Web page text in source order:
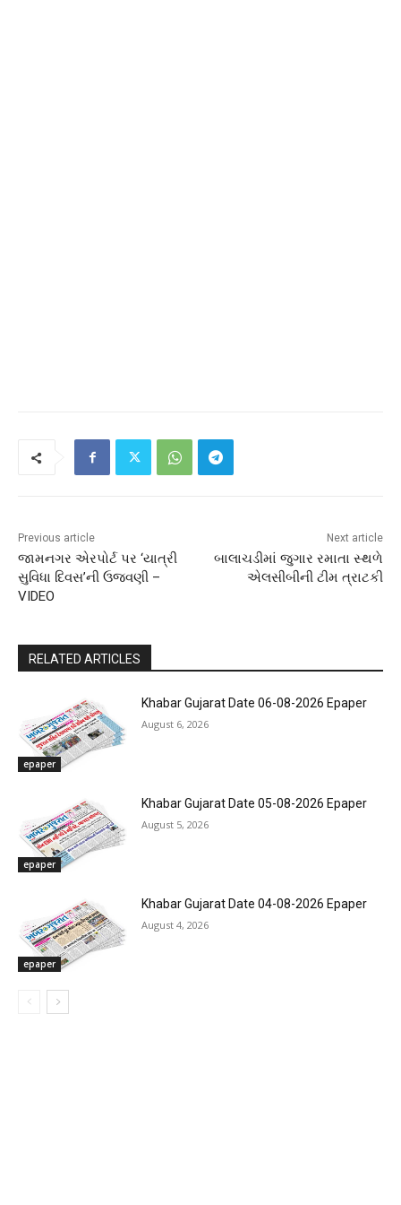
Previous article
જામનગર એરપોર્ટ પર ‘યાત્રી
સુવિધા દિવસ’ની ઉજવણી –
VIDEO
Next article
બાલાચડીમાં જુગાર રમાતા સ્થળે
એલસીબીની ટીમ ત્રાટકી
RELATED ARTICLES
epaper
Khabar Gujarat Date 06-08-2026 Epaper
August 6, 2026
epaper
Khabar Gujarat Date 05-08-2026 Epaper
August 5, 2026
epaper
Khabar Gujarat Date 04-08-2026 Epaper
August 4, 2026